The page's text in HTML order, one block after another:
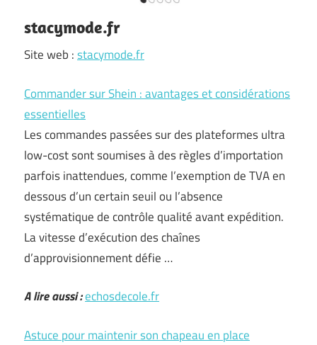
stacymode.fr
Site web :stacymode.fr
Commander sur Shein : avantages et considérations
essentielles
Les commandes passées sur des plateformes ultra
low-cost sont soumises à des règles d’importation
parfois inattendues, comme l’exemption de TVA en
dessous d’un certain seuil ou l’absence
systématique de contrôle qualité avant expédition.
La vitesse d’exécution des chaînes
d’approvisionnement défie …
A lire aussi :echosdecole.fr
Astuce pour maintenir son chapeau en place